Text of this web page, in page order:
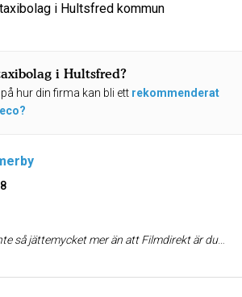
i Hultsfred kommun
i Hultsfred?
hur din firma kan bli ett rekommenderat
än att Filmdirekt är duktiga på reklamfilmer till TV4, men såg även en grym dokumentärfilm om dansband ocg Clabbe Geigerstam och en massa andra kändisar, Kul film. Rekommenderar Filmdirekt varmt!